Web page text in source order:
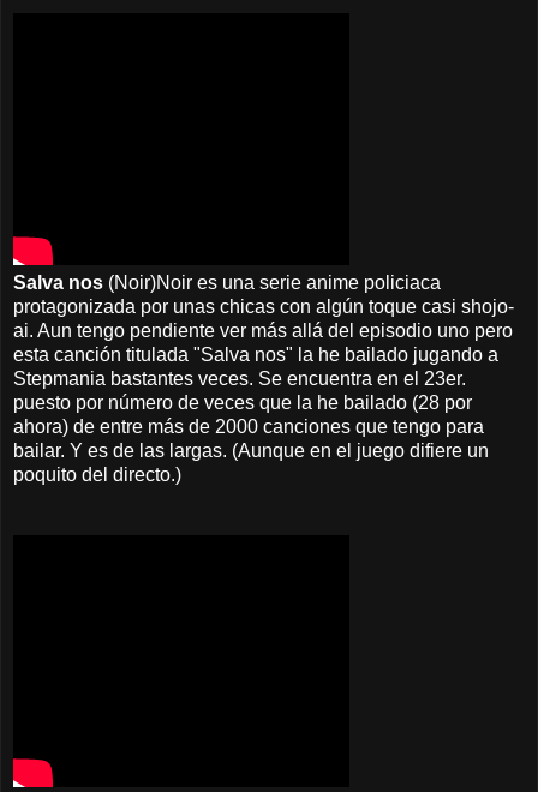
Salva nos (Noir)Noir es una serie anime policiaca
protagonizada por unas chicas con algún toque casi shojo-
ai. Aun tengo pendiente ver más allá del episodio uno pero
esta canción titulada "Salva nos" la he bailado jugando a
Stepmania bastantes veces. Se encuentra en el 23er.
puesto por número de veces que la he bailado (28 por
ahora) de entre más de 2000 canciones que tengo para
bailar. Y es de las largas. (Aunque en el juego difiere un
poquito del directo.)